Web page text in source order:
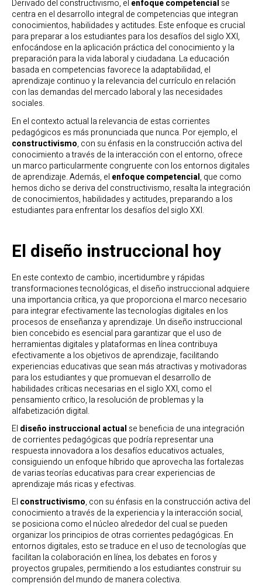
Derivado del constructivismo, el enfoque competencial se
centra en el desarrollo integral de competencias que integran
conocimientos, habilidades y actitudes. Este enfoque es crucial
para preparar a los estudiantes para los desafíos del siglo XXI,
enfocándose en la aplicación práctica del conocimiento y la
preparación para la vida laboral y ciudadana. La educación
basada en competencias favorece la adaptabilidad, el
aprendizaje continuo y la relevancia del currículo en relación
con las demandas del mercado laboral y las necesidades
sociales.
En el contexto actual la relevancia de estas corrientes
pedagógicos es más pronunciada que nunca. Por ejemplo, el
constructivismo, con su énfasis en la construcción activa del
conocimiento a través de la interacción con el entorno, ofrece
un marco particularmente congruente con los entornos digitales
de aprendizaje. Además, el enfoque competencial, que como
hemos dicho se deriva del constructivismo, resalta la integración
de conocimientos, habilidades y actitudes, preparando a los
estudiantes para enfrentar los desafíos del siglo XXI.
El diseño instruccional hoy
En este contexto de cambio, incertidumbre y rápidas
transformaciones tecnológicas, el diseño instruccional adquiere
una importancia crítica, ya que proporciona el marco necesario
para integrar efectivamente las tecnologías digitales en los
procesos de enseñanza y aprendizaje. Un diseño instruccional
bien concebido es esencial para garantizar que el uso de
herramientas digitales y plataformas en línea contribuya
efectivamente a los objetivos de aprendizaje, facilitando
experiencias educativas que sean más atractivas y motivadoras
para los estudiantes y que promuevan el desarrollo de
habilidades críticas necesarias en el siglo XXI, como el
pensamiento crítico, la resolución de problemas y la
alfabetización digital.
El diseño instruccional actual se beneficia de una integración
de corrientes pedagógicas que podría representar una
respuesta innovadora a los desafíos educativos actuales,
consiguiendo un enfoque híbrido que aprovecha las fortalezas
de varias teorías educativas para crear experiencias de
aprendizaje más ricas y efectivas.
El constructivismo, con su énfasis en la construcción activa del
conocimiento a través de la experiencia y la interacción social,
se posiciona como el núcleo alrededor del cual se pueden
organizar los principios de otras corrientes pedagógicas. En
entornos digitales, esto se traduce en el uso de tecnologías que
facilitan la colaboración en línea, los debates en foros y
proyectos grupales, permitiendo a los estudiantes construir su
comprensión del mundo de manera colectiva.